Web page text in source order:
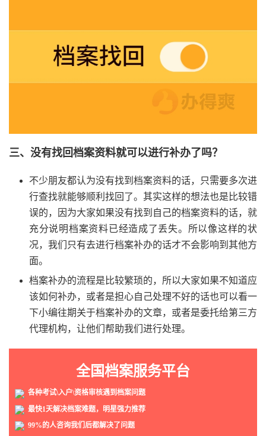
三、没有找回档案资料就可以进行补办了吗？
不少朋友都认为没有找到档案资料的话，只需要多次进
行查找就能够顺利找回了。其实这样的想法也是比较错
误的，因为大家如果没有找到自己的档案资料的话，就
充分说明档案资料已经造成了丢失。所以像这样的状
况，我们只有去进行档案补办的话才不会影响到其他方
面。
档案补办的流程是比较繁琐的，所以大家如果不知道应
该如何补办，或者是担心自己处理不好的话也可以看一
下小编往期关于档案补办的文章，或者是委托给第三方
代理机构，让他们帮助我们进行处理。
全国档案服务平台
各种考试\入户\资格审核遇到档案问题
最快1天解决档案难题，明星强力推荐
99%的人咨询我们后都解决了问题